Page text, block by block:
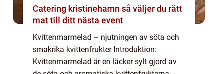
Catering kristinehamn så väljer du rätt
mat till ditt nästa event
Kvittenmarmelad – njutningen av söta och
smakrika kvittenfrukter Introduktion:
Kvittenmarmelad är en läcker sylt gjord av